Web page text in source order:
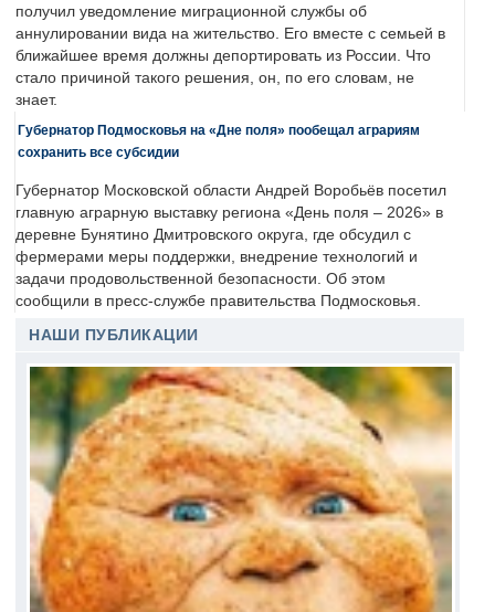
получил уведомление миграционной службы об
аннулировании вида на жительство. Его вместе с семьей в
ближайшее время должны депортировать из России. Что
стало причиной такого решения, он, по его словам, не
знает.
Губернатор Подмосковья на «Дне поля» пообещал аграриям
сохранить все субсидии
Губернатор Московской области Андрей Воробьёв посетил
главную аграрную выставку региона «День поля – 2026» в
деревне Бунятино Дмитровского округа, где обсудил с
фермерами меры поддержки, внедрение технологий и
задачи продовольственной безопасности. Об этом
сообщили в пресс-службе правительства Подмосковья.
НАШИ ПУБЛИКАЦИИ